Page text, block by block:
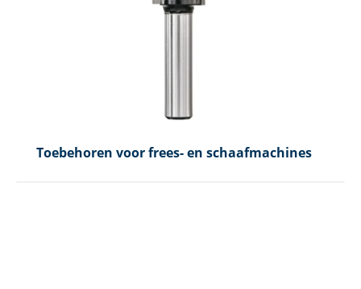
Toebehoren voor frees- en schaafmachines